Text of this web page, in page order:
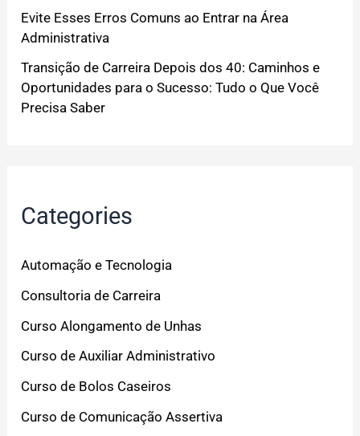
Evite Esses Erros Comuns ao Entrar na Área
Administrativa
Transição de Carreira Depois dos 40: Caminhos e
Oportunidades para o Sucesso: Tudo o Que Você
Precisa Saber
Categories
Automação e Tecnologia
Consultoria de Carreira
Curso Alongamento de Unhas
Curso de Auxiliar Administrativo
Curso de Bolos Caseiros
Curso de Comunicação Assertiva